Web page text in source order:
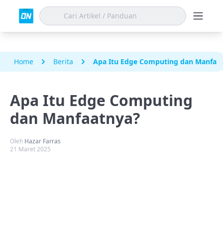
Home Berita Apa Itu Edge Computing dan
Apa Itu Edge Computing
dan Manfaatnya?
Oleh Hazar Farras
21 Maret 2025